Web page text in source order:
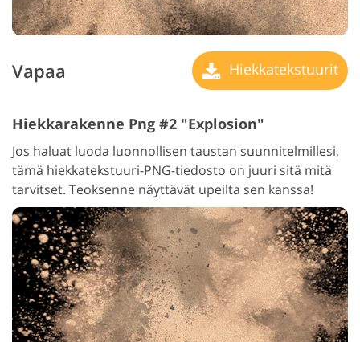
Vapaa Hiekkatekstuurit
Hiekkarakenne Png #2 "Explosion"
Jos haluat luoda luonnollisen taustan suunnitelmillesi,
tämä hiekkatekstuuri-PNG-tiedosto on juuri sitä mitä
tarvitset. Teoksenne näyttävät upeilta sen kanssa!